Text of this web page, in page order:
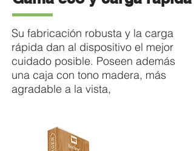
Su fabricación robusta y la carga
rápida dan al dispositivo el mejor
cuidado posible. Poseen además
una caja con tono madera, más
agradable a la vista,